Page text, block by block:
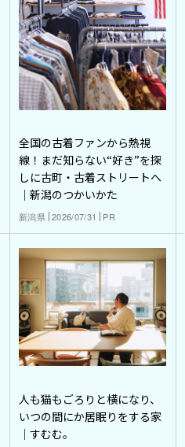
全国の古着ファンから熱視
線！まだ知らない“好き”を探
しに古町・古着ストリートへ
｜新潟のつかいかた
新潟県 2026/07/31 PR
人も猫もごろりと横になり、
いつの間にか居眠りをする家
｜すむむ。